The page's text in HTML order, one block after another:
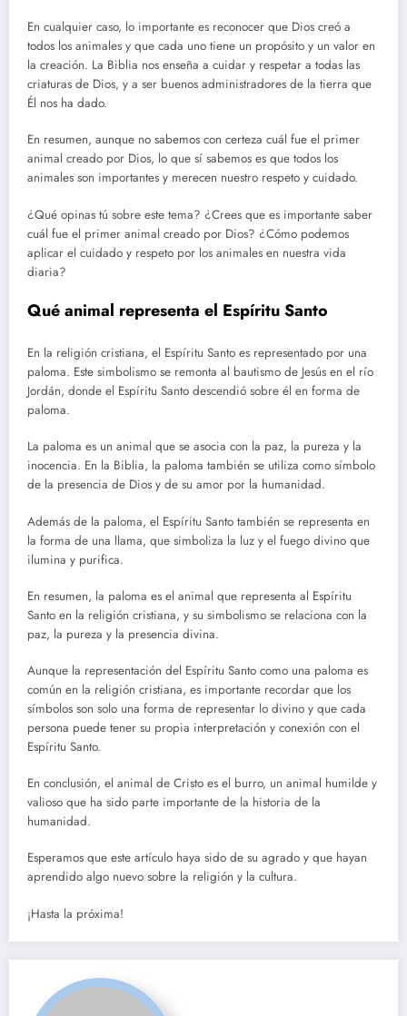
En cualquier caso, lo importante es reconocer que Dios creó a
todos los animales y que cada uno tiene un propósito y un valor en
la creación. La Biblia nos enseña a cuidar y respetar a todas las
criaturas de Dios, y a ser buenos administradores de la tierra que
Él nos ha dado.
En resumen, aunque no sabemos con certeza cuál fue el primer
animal creado por Dios, lo que sí sabemos es que todos los
animales son importantes y merecen nuestro respeto y cuidado.
¿Qué opinas tú sobre este tema? ¿Crees que es importante saber
cuál fue el primer animal creado por Dios? ¿Cómo podemos
aplicar el cuidado y respeto por los animales en nuestra vida
diaria?
Qué animal representa el Espíritu Santo
En la religión cristiana, el Espíritu Santo es representado por una
paloma. Este simbolismo se remonta al bautismo de Jesús en el río
Jordán, donde el Espíritu Santo descendió sobre él en forma de
paloma.
La paloma es un animal que se asocia con la paz, la pureza y la
inocencia. En la Biblia, la paloma también se utiliza como símbolo
de la presencia de Dios y de su amor por la humanidad.
Además de la paloma, el Espíritu Santo también se representa en
la forma de una llama, que simboliza la luz y el fuego divino que
ilumina y purifica.
En resumen, la paloma es el animal que representa al Espíritu
Santo en la religión cristiana, y su simbolismo se relaciona con la
paz, la pureza y la presencia divina.
Aunque la representación del Espíritu Santo como una paloma es
común en la religión cristiana, es importante recordar que los
símbolos son solo una forma de representar lo divino y que cada
persona puede tener su propia interpretación y conexión con el
Espíritu Santo.
En conclusión, el animal de Cristo es el burro, un animal humilde y
valioso que ha sido parte importante de la historia de la
humanidad.
Esperamos que este artículo haya sido de su agrado y que hayan
aprendido algo nuevo sobre la religión y la cultura.
¡Hasta la próxima!